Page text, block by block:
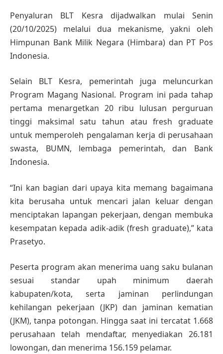
Penyaluran BLT Kesra dijadwalkan mulai Senin
(20/10/2025) melalui dua mekanisme, yakni oleh
Himpunan Bank Milik Negara (Himbara) dan PT Pos
Indonesia.
Selain BLT Kesra, pemerintah juga meluncurkan
Program Magang Nasional. Program ini pada tahap
pertama menargetkan 20 ribu lulusan perguruan
tinggi maksimal satu tahun atau fresh graduate
untuk memperoleh pengalaman kerja di perusahaan
swasta, BUMN, lembaga pemerintah, dan Bank
Indonesia.
“Ini kan bagian dari upaya kita memang bagaimana
kita berusaha untuk mencari jalan keluar dengan
menciptakan lapangan pekerjaan, dengan membuka
kesempatan kepada adik-adik (fresh graduate),” kata
Prasetyo.
Peserta program akan menerima uang saku bulanan
sesuai standar upah minimum daerah
kabupaten/kota, serta jaminan perlindungan
kehilangan pekerjaan (JKP) dan jaminan kematian
(JKM), tanpa potongan. Hingga saat ini tercatat 1.668
perusahaan telah mendaftar, menyediakan 26.181
lowongan, dan menerima 156.159 pelamar.